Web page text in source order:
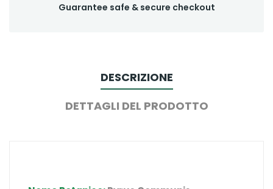
Guarantee safe & secure checkout
DESCRIZIONE
DETTAGLI DEL PRODOTTO